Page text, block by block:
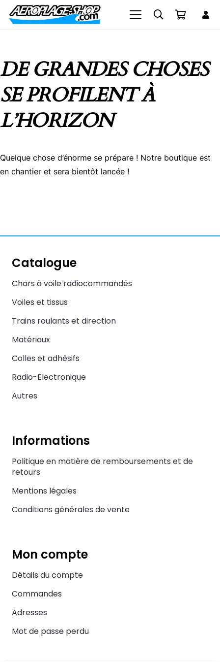
DE GRANDES CHOSES
SE PROFILENT À
L’HORIZON
Quelque chose d’énorme se prépare ! Notre boutique est
en chantier et sera bientôt lancée !
Catalogue
Chars à voile radiocommandés
Voiles et tissus
Trains roulants et direction
Matériaux
Colles et adhésifs
Radio-Electronique
Autres
Informations
Politique en matière de remboursements et de
retours
Mentions légales
Conditions générales de vente
Mon compte
Détails du compte
Commandes
Adresses
Mot de passe perdu